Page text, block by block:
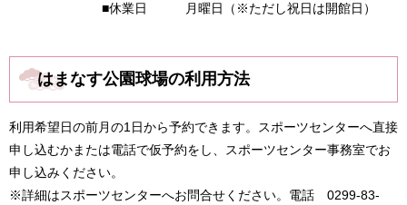
■休業日 月曜日（※ただし祝日は開館日）
はまなす公園球場の利用方法
利用希望日の前月の1日から予約できます。スポーツセンターへ直接
申し込むかまたは電話で仮予約をし、スポーツセンター事務室でお
申し込みください。
※詳細はスポーツセンターへお問合せください。電話 0299-83-